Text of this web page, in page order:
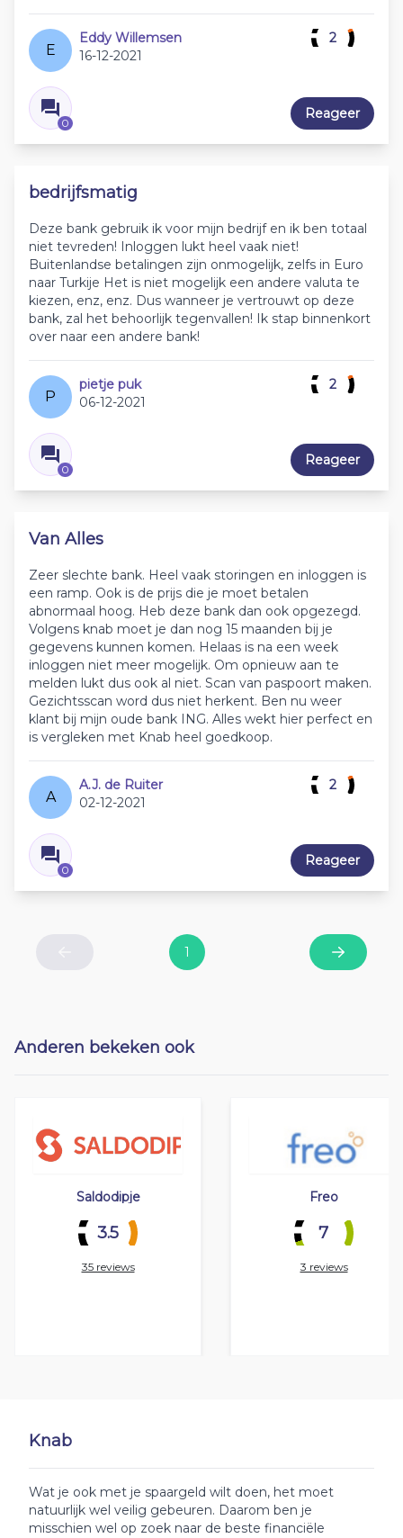
Knab
Wat je ook met je spaargeld wilt doen, het moet
natuurlijk wel veilig gebeuren. Daarom ben je
misschien wel op zoek naar de beste financiële
E
Eddy Willemsen
16-12-2021
0
2
Reageer
bedrijfsmatig
Deze bank gebruik ik voor mijn bedrijf en ik ben totaal
niet tevreden! Inloggen lukt heel vaak niet!
Buitenlandse betalingen zijn onmogelijk, zelfs in Euro
naar Turkije Het is niet mogelijk een andere valuta te
kiezen, enz, enz. Dus wanneer je vertrouwt op deze
bank, zal het behoorlijk tegenvallen! Ik stap binnenkort
over naar een andere bank!
P
pietje puk
06-12-2021
0
2
Reageer
Van Alles
Zeer slechte bank. Heel vaak storingen en inloggen is
een ramp. Ook is de prijs die je moet betalen
abnormaal hoog. Heb deze bank dan ook opgezegd.
Volgens knab moet je dan nog 15 maanden bij je
gegevens kunnen komen. Helaas is na een week
inloggen niet meer mogelijk. Om opnieuw aan te
melden lukt dus ook al niet. Scan van paspoort maken.
Gezichtsscan word dus niet herkent. Ben nu weer
klant bij mijn oude bank ING. Alles wekt hier perfect en
is vergleken met Knab heel goedkoop.
A
A.J. de Ruiter
02-12-2021
0
2
Reageer
1 Next
Anderen bekeken ook
Saldodipje
3.5
35 reviews
Freo
7
3 reviews